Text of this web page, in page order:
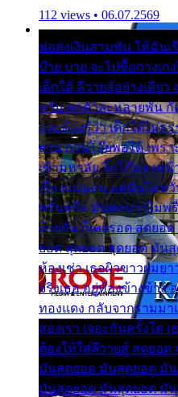
112 views • 06.07.2569
พ่อส่งเงินสามพัน ให้ฉัน
บ๊าย บาย จะไปซื้อกางเก
เด็กใต้ ลีวายส์อย่างเดีย
หวั่น ตกตัวละหลายพัน กั
และต้องรู้ว่า เด็กใต้ไม่ธ
ยวน กวนโอ๊ยพอได้ เพร
เข้ามหาลัย จิ๊กโก๊มองห
เรื่องแน่นอน แต่ฉันไม่ห
พรั่นพรือ มันตอบว่าไม่พรื่
ด้วยกัน ก็เลยรอด สุดยอ
ยอด สุดยอด สุดยอด มัน
ห้องเช่า เธอผิวขาวผมย
จริงเธอ อยู่ห้องข้างข้าง
ทองแดง กลับจากรามม
สองเรา เจอะกันครั้งใด
ต้องให้ใส่ลีวายส์ สุดยอ
มันสุดยอด มันสุดยอด มั
มันสุดยอด มันสุดยอด มั